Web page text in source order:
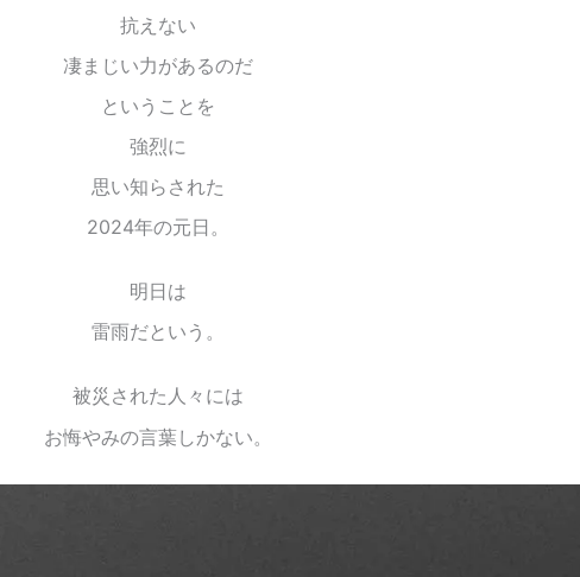
抗えない
凄まじい力があるのだ
ということを
強烈に
思い知らされた
2024年の元日。
明日は
雷雨だという。
被災された人々には
お悔やみの言葉しかない。